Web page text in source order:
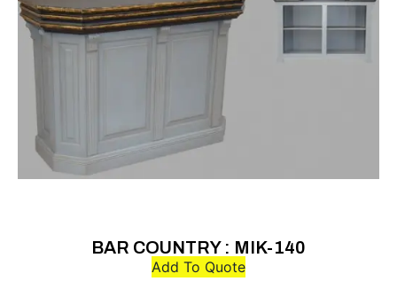
BAR COUNTRY : MIK-140
Add To Quote